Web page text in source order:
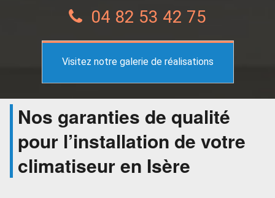
04 82 53 42 75
Visitez notre galerie de réalisations
Nos garanties de qualité
pour l’installation de votre
climatiseur en Isère